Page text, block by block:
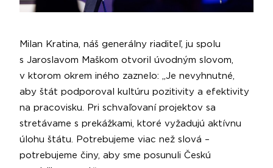
Milan Kratina, náš generálny riaditeľ, ju spolu
s Jaroslavom Maškom otvoril úvodným slovom,
v ktorom okrem iného zaznelo: „Je nevyhnutné,
aby štát podporoval kultúru pozitivity a efektivity
na pracovisku. Pri schvaľovaní projektov sa
stretávame s prekážkami, ktoré vyžadujú aktívnu
úlohu štátu. Potrebujeme viac než slová –
potrebujeme činy, aby sme posunuli Českú